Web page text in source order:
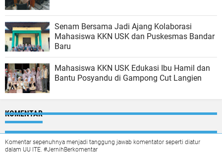
Senam Bersama Jadi Ajang Kolaborasi
Mahasiswa KKN USK dan Puskesmas Bandar
Baru
Mahasiswa KKN USK Edukasi Ibu Hamil dan
Bantu Posyandu di Gampong Cut Langien
KOMENTAR
Komentar sepenuhnya menjadi tanggung jawab komentator seperti diatur
dalam UU ITE. #JernihBerkomentar